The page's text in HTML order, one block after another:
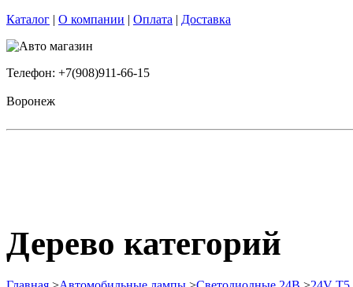
Каталог | О компании | Оплата | Доставка
Телефон: +7(908)911-66-15
Воронеж
Дерево категорий